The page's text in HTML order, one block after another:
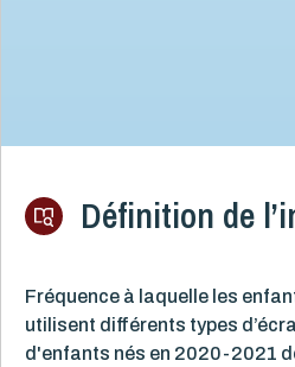
Définition de
Fréquence à laquelle les
utilisent différents types
d'enfants nés en 2020-2021